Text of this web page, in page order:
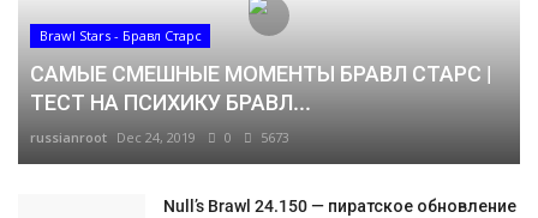
Brawl Stars - Бравл Старс
САМЫЕ СМЕШНЫЕ МОМЕНТЫ БРАВЛ СТАРС |
ТЕСТ НА ПСИХИКУ БРАВЛ...
russianroot Dec 24, 2019 0 5673
Null’s Brawl 24.150 — пиратское обновление